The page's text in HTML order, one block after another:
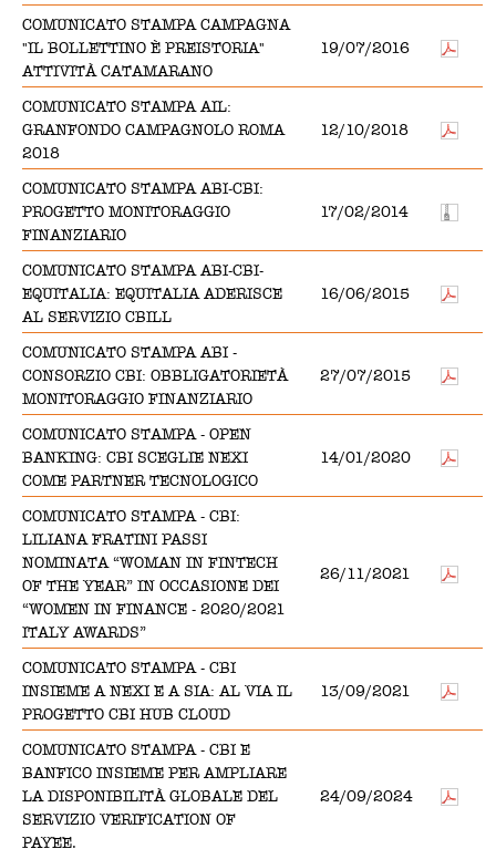
COMUNICATO STAMPA CAMPAGNA
"IL BOLLETTINO È PREISTORIA"
ATTIVITÀ CATAMARANO
19/07/2016
COMUNICATO STAMPA AIL:
GRANFONDO CAMPAGNOLO ROMA
2018
12/10/2018
COMUNICATO STAMPA ABI-CBI:
PROGETTO MONITORAGGIO
FINANZIARIO
17/02/2014
COMUNICATO STAMPA ABI-CBI-
EQUITALIA: EQUITALIA ADERISCE
AL SERVIZIO CBILL
16/06/2015
COMUNICATO STAMPA ABI -
CONSORZIO CBI: OBBLIGATORIETÀ
MONITORAGGIO FINANZIARIO
27/07/2015
COMUNICATO STAMPA - OPEN
BANKING: CBI SCEGLIE NEXI
COME PARTNER TECNOLOGICO
14/01/2020
COMUNICATO STAMPA - CBI:
LILIANA FRATINI PASSI
NOMINATA “WOMAN IN FINTECH
OF THE YEAR” IN OCCASIONE DEI
“WOMEN IN FINANCE - 2020/2021
ITALY AWARDS”
26/11/2021
COMUNICATO STAMPA - CBI
INSIEME A NEXI E A SIA: AL VIA IL
PROGETTO CBI HUB CLOUD
13/09/2021
COMUNICATO STAMPA - CBI E
BANFICO INSIEME PER AMPLIARE
LA DISPONIBILITÀ GLOBALE DEL
SERVIZIO VERIFICATION OF
PAYEE.
24/09/2024